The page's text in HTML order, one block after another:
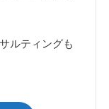
ルティングも